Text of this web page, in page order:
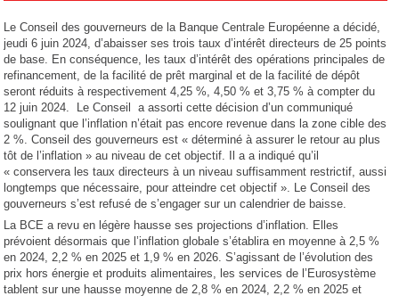
Le Conseil des gouverneurs de la Banque Centrale Européenne a décidé,
jeudi 6 juin 2024, d’abaisser ses trois taux d’intérêt directeurs de 25 points
de base. En conséquence, les taux d’intérêt des opérations principales de
refinancement, de la facilité de prêt marginal et de la facilité de dépôt
seront réduits à respectivement 4,25 %, 4,50 % et 3,75 % à compter du
12 juin 2024. Le Conseil a assorti cette décision d’un communiqué
soulignant que l’inflation n’était pas encore revenue dans la zone cible des
2 %. Conseil des gouverneurs est « déterminé à assurer le retour au plus
tôt de l’inflation » au niveau de cet objectif. Il a a indiqué qu’il
« conservera les taux directeurs à un niveau suffisamment restrictif, aussi
longtemps que nécessaire, pour atteindre cet objectif ». Le Conseil des
gouverneurs s’est refusé de s’engager sur un calendrier de baisse.
La BCE a revu en légère hausse ses projections d’inflation. Elles
prévoient désormais que l’inflation globale s’établira en moyenne à 2,5 %
en 2024, 2,2 % en 2025 et 1,9 % en 2026. S’agissant de l’évolution des
prix hors énergie et produits alimentaires, les services de l’Eurosystème
tablent sur une hausse moyenne de 2,8 % en 2024, 2,2 % en 2025 et